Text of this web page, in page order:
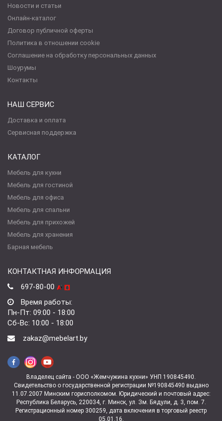
Новости и статьи
Онлайн-каталог
Договор публичной оферты
Политика в отношении cookie
Соглашение на обработку персональных данных
Шоурумы
Контакты
НАШ СЕРВИС
Доставка и оплата
Сервисная поддержка
КАТАЛОГ
Мебель для кухни
Мебель для гостиной
Мебель для офиса
Мебель для спальни
Мебель для прихожей
Мебель для хранения
Барная мебель
КОНТАКТНАЯ ИНФОРМАЦИЯ
697-80-00
Время работы:
Пн-Пт: 09:00 - 18:00
Сб-Вс: 10:00 - 18:00
zakaz@mebelart.by
Владелец сайта - ООО «Жемчужина кухни» УНП 190845490.
Свидетельство о государственной регистрации №190845490 выдано
11.07.2007 Минским горисполкомом. Юридический и почтовый адрес:
Республика Беларусь, 220034, г. Минск, ул. Зм. Бядули, д. 3, пом. 7.
Регистрационный номер 300259, дата включения в торговый реестр
05.01.16.